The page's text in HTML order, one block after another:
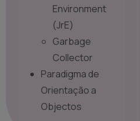
Environment
(JrE)
Garbage
Collector
Paradigma de
Orientação a
Objectos